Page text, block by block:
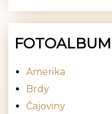
FOTOALBUM
Amerika
Brdy
Čajoviny